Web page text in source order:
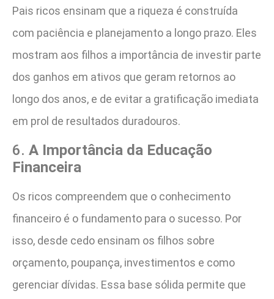
Pais ricos ensinam que a riqueza é construída
com paciência e planejamento a longo prazo. Eles
mostram aos filhos a importância de investir parte
dos ganhos em ativos que geram retornos ao
longo dos anos, e de evitar a gratificação imediata
em prol de resultados duradouros​.
6. A Importância da Educação
Financeira
Os ricos compreendem que o conhecimento
financeiro é o fundamento para o sucesso. Por
isso, desde cedo ensinam os filhos sobre
orçamento, poupança, investimentos e como
gerenciar dívidas. Essa base sólida permite que